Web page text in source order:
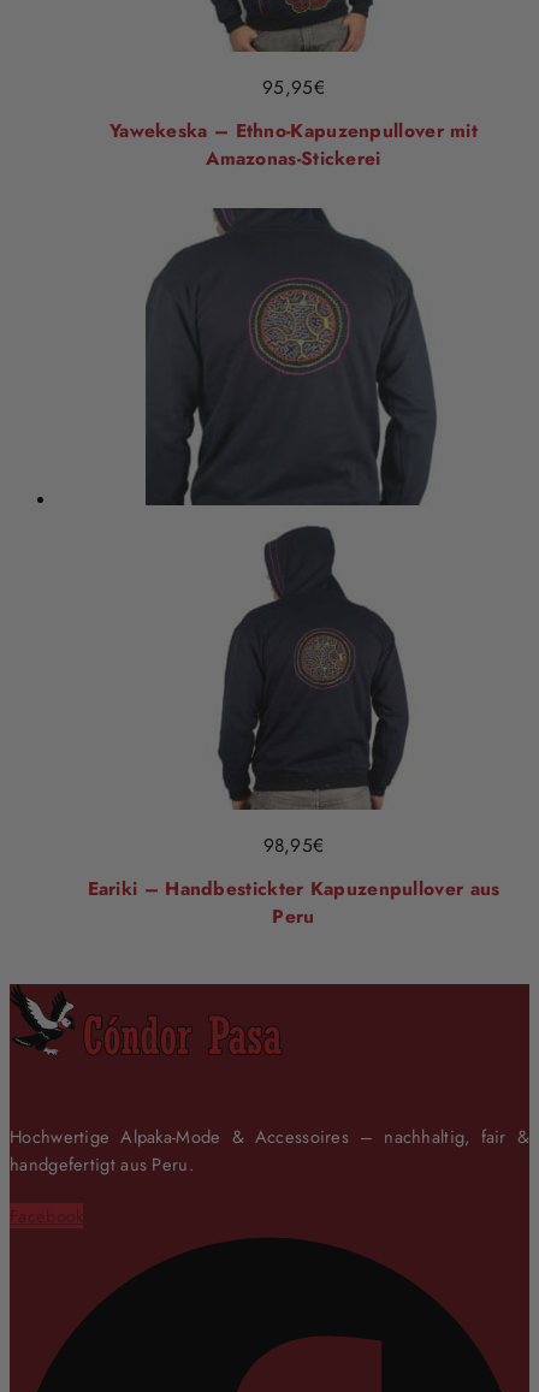
95,95€
Yawekeska – Ethno-Kapuzenpullover mit
Amazonas-Stickerei
98,95€
Eariki – Handbestickter Kapuzenpullover aus
Peru
Hochwertige Alpaka-Mode & Accessoires – nachhaltig, fair &
handgefertigt aus Peru.
Facebook